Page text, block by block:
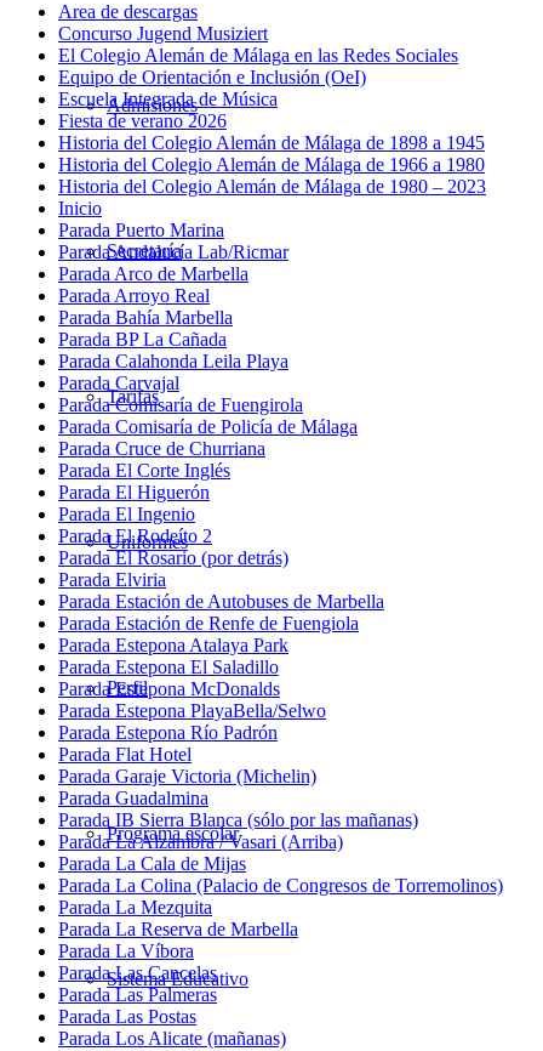
Admisiones
Secretaría
Tarifas
Uniformes
Perfil
Programa escolar
Sistema Educativo
Area de descargas
Concurso Jugend Musiziert
El Colegio Alemán de Málaga en las Redes Sociales
Equipo de Orientación e Inclusión (OeI)
Escuela Integrada de Música
Fiesta de verano 2026
Historia del Colegio Alemán de Málaga de 1898 a 1945
Historia del Colegio Alemán de Málaga de 1966 a 1980
Historia del Colegio Alemán de Málaga de 1980 – 2023
Inicio
Parada Puerto Marina
Parada Andalucía Lab/Ricmar
Parada Arco de Marbella
Parada Arroyo Real
Parada Bahía Marbella
Parada BP La Cañada
Parada Calahonda Leila Playa
Parada Carvajal
Parada Comisaría de Fuengirola
Parada Comisaría de Policía de Málaga
Parada Cruce de Churriana
Parada El Corte Inglés
Parada El Higuerón
Parada El Ingenio
Parada El Rodeíto 2
Parada El Rosario (por detrás)
Parada Elviria
Parada Estación de Autobuses de Marbella
Parada Estación de Renfe de Fuengiola
Parada Estepona Atalaya Park
Parada Estepona El Saladillo
Parada Estepona McDonalds
Parada Estepona PlayaBella/Selwo
Parada Estepona Río Padrón
Parada Flat Hotel
Parada Garaje Victoria (Michelin)
Parada Guadalmina
Parada IB Sierra Blanca (sólo por las mañanas)
Parada La Alzambra / Vasari (Arriba)
Parada La Cala de Mijas
Parada La Colina (Palacio de Congresos de Torremolinos)
Parada La Mezquita
Parada La Reserva de Marbella
Parada La Víbora
Parada Las Cancelas
Parada Las Palmeras
Parada Las Postas
Parada Los Alicate (mañanas)